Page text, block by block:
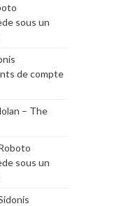
sous un
de compte
– The
sous un